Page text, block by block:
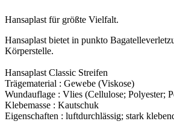
Hansaplast für größte Vielfalt.
Hansaplast bietet in punkto
Körperstelle.
Hansaplast Classic Streifen
Trägematerial : Gewebe (Viskose)
Wundauflage : Vlies (Cellulose; Polyester;
Klebemasse : Kautschuk
Eigenschaften : luftdurchlässig; stark